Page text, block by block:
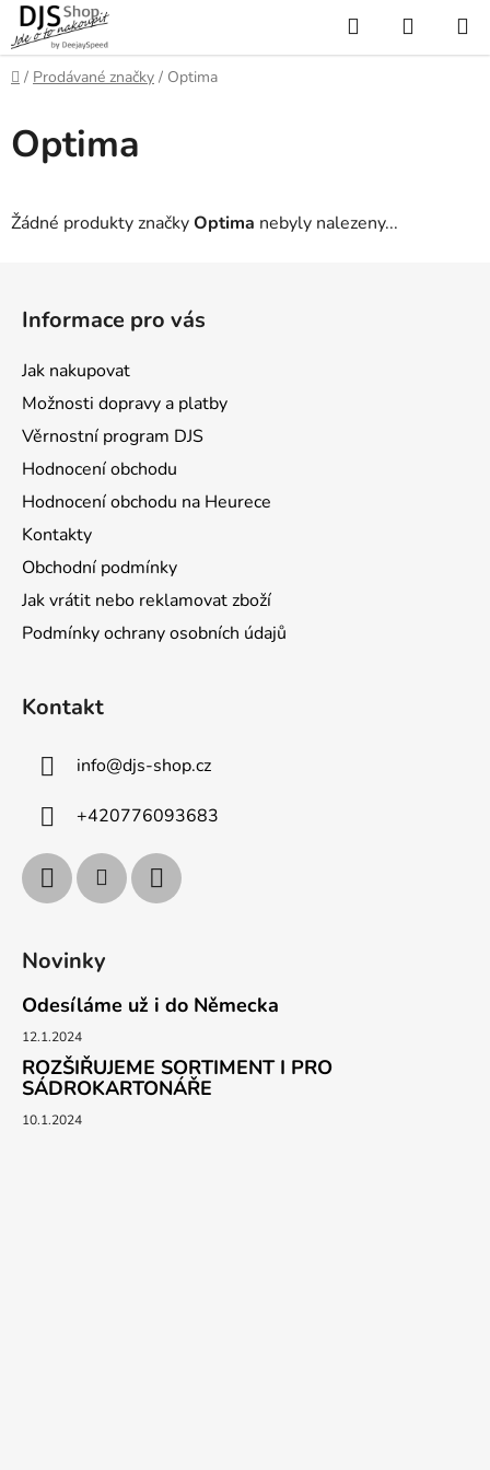
Přejít
na
obsah
Hledat
KOŠÍK
Domů
/ Prodávané značky / Optima
Optima
Žádné produkty značkyOptima nebyly nalezeny...
Informace pro vás
Jak nakupovat
Možnosti dopravy a platby
Věrnostní program DJS
Hodnocení obchodu
Hodnocení obchodu na Heurece
Kontakty
Obchodní podmínky
Jak vrátit nebo reklamovat zboží
Podmínky ochrany osobních údajů
Kontakt
info@djs-shop.cz
+420776093683
Novinky
Odesíláme už i do Německa
12.1.2024
ROZŠIŘUJEME SORTIMENT I PRO
SÁDROKARTONÁŘE
10.1.2024